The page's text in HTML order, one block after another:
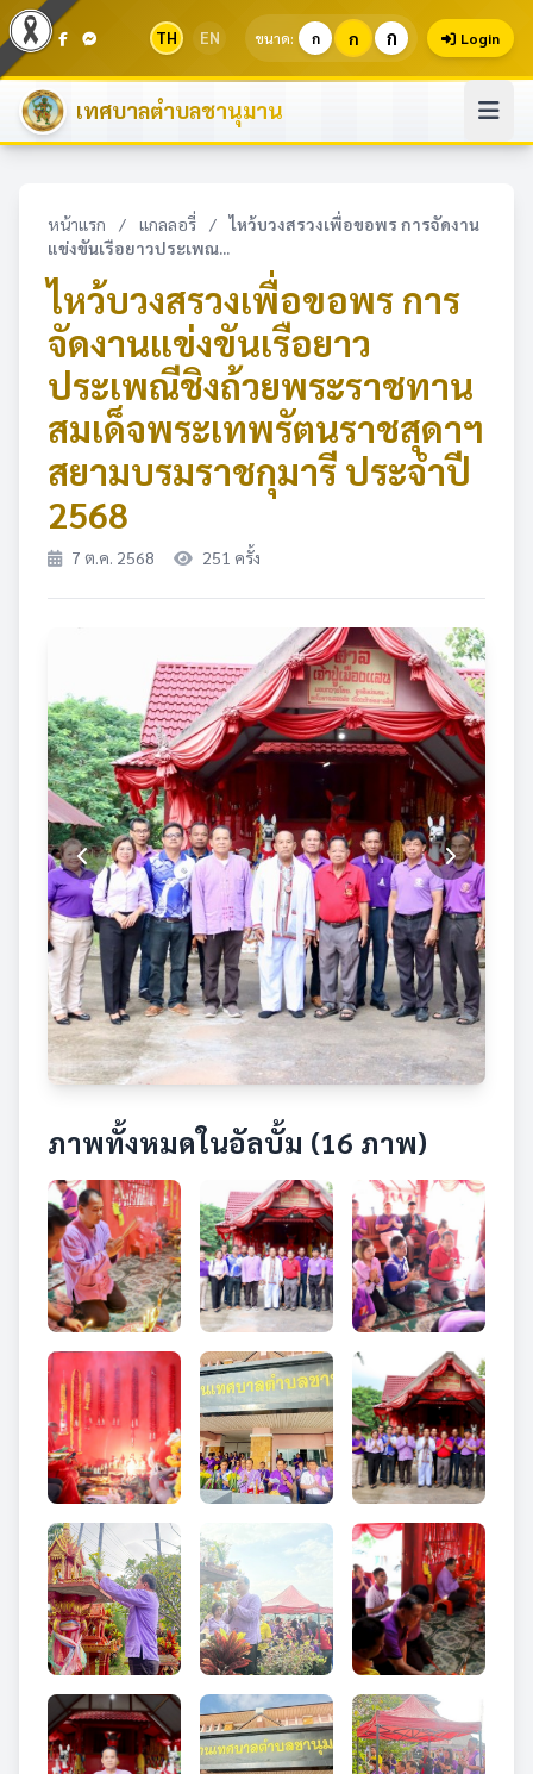
TH EN ขนาด: ก ก ก Login
เทศบาลตำบลชานุมาน
หน้าแรก / แกลลอรี่ /
ไหว้บวงสรวงเพื่อขอพร การจัดงาน
แข่งขันเรือยาวประเพณ...
ไหว้บวงสรวงเพื่อขอพร การ
จัดงานแข่งขันเรือยาว
ประเพณีชิงถ้วยพระราชทาน
สมเด็จพระเทพรัตนราชสุดาฯ
สยามบรมราชกุมารี ประจำปี
2568
7 ต.ค. 2568 251 ครั้ง
ภาพทั้งหมดในอัลบั้ม (16 ภาพ)